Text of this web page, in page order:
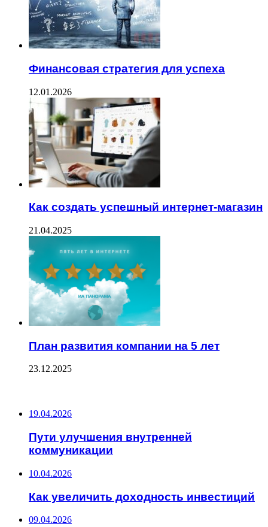
Финансовая стратегия для успеха
12.01.2026
Как создать успешный интернет-магазин
21.04.2025
План развития компании на 5 лет
23.12.2025
19.04.2026
Пути улучшения внутренней
коммуникации
10.04.2026
Как увеличить доходность инвестиций
09.04.2026